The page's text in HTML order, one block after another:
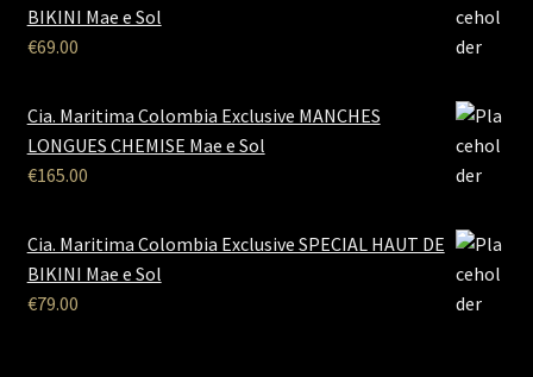
BIKINI Mae e Sol
€69.00
Cia. Maritima Colombia Exclusive MANCHES
LONGUES CHEMISE Mae e Sol
€165.00
Cia. Maritima Colombia Exclusive SPECIAL HAUT DE
BIKINI Mae e Sol
€79.00